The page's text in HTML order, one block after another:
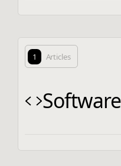
1 Articles